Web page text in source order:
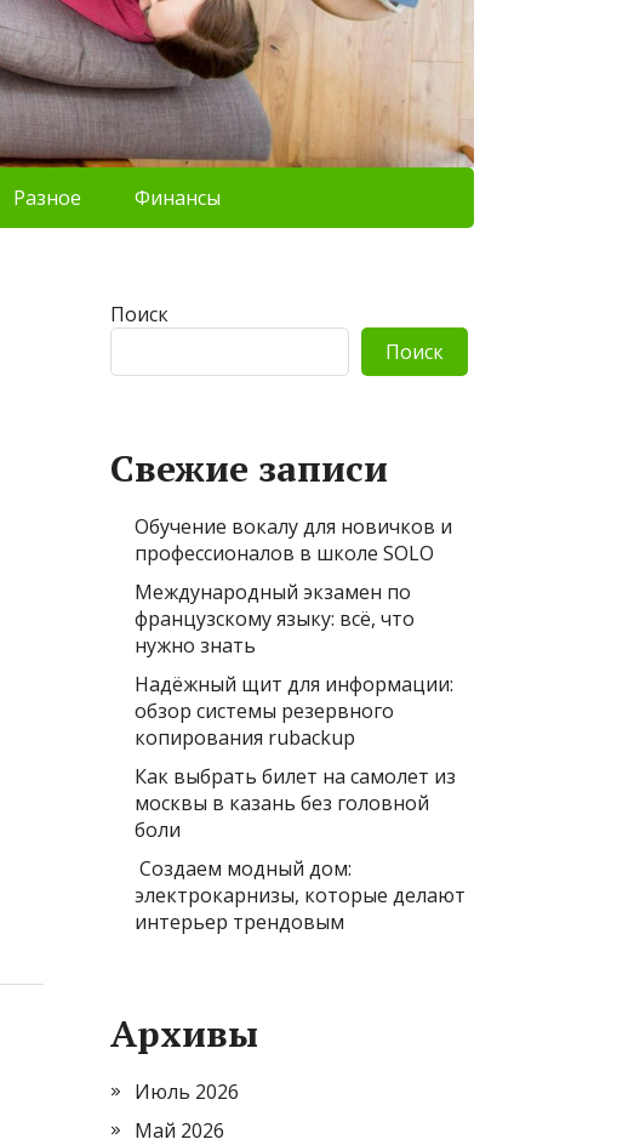
Разное Финансы
Поиск
Поиск
Свежие записи
Обучение вокалу для новичков и
профессионалов в школе SOLO
Международный экзамен по
французскому языку: всё, что
нужно знать
Надёжный щит для информации:
обзор системы резервного
копирования rubackup
Как выбрать билет на самолет из
москвы в казань без головной
боли
Создаем модный дом:
электрокарнизы, которые делают
интерьер трендовым
Архивы
Июль 2026
Май 2026